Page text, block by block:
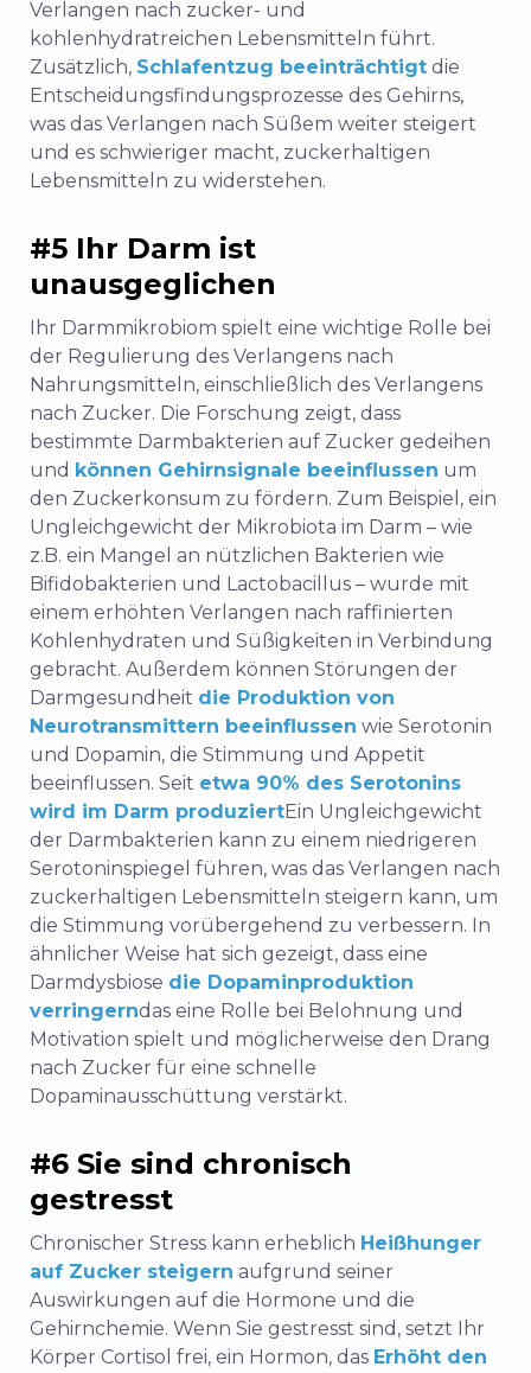
Verlangen nach zucker- und
kohlenhydratreichen Lebensmitteln führt.
Zusätzlich, Schlafentzug beeinträchtigt die
Entscheidungsfindungsprozesse des Gehirns,
was das Verlangen nach Süßem weiter steigert
und es schwieriger macht, zuckerhaltigen
Lebensmitteln zu widerstehen.
#5 Ihr Darm ist
unausgeglichen
Ihr Darmmikrobiom spielt eine wichtige Rolle bei
der Regulierung des Verlangens nach
Nahrungsmitteln, einschließlich des Verlangens
nach Zucker. Die Forschung zeigt, dass
bestimmte Darmbakterien auf Zucker gedeihen
und können Gehirnsignale beeinflussen um
den Zuckerkonsum zu fördern. Zum Beispiel, ein
Ungleichgewicht der Mikrobiota im Darm – wie
z.B. ein Mangel an nützlichen Bakterien wie
Bifidobakterien und Lactobacillus – wurde mit
einem erhöhten Verlangen nach raffinierten
Kohlenhydraten und Süßigkeiten in Verbindung
gebracht. Außerdem können Störungen der
Darmgesundheit die Produktion von
Neurotransmittern beeinflussen wie Serotonin
und Dopamin, die Stimmung und Appetit
beeinflussen. Seit etwa 90% des Serotonins
wird im Darm produziertEin Ungleichgewicht
der Darmbakterien kann zu einem niedrigeren
Serotoninspiegel führen, was das Verlangen nach
zuckerhaltigen Lebensmitteln steigern kann, um
die Stimmung vorübergehend zu verbessern. In
ähnlicher Weise hat sich gezeigt, dass eine
Darmdysbiose die Dopaminproduktion
verringerndas eine Rolle bei Belohnung und
Motivation spielt und möglicherweise den Drang
nach Zucker für eine schnelle
Dopaminausschüttung verstärkt.
#6 Sie sind chronisch
gestresst
Chronischer Stress kann erheblich Heißhunger
auf Zucker steigern aufgrund seiner
Auswirkungen auf die Hormone und die
Gehirnchemie. Wenn Sie gestresst sind, setzt Ihr
Körper Cortisol frei, ein Hormon, das Erhöht den